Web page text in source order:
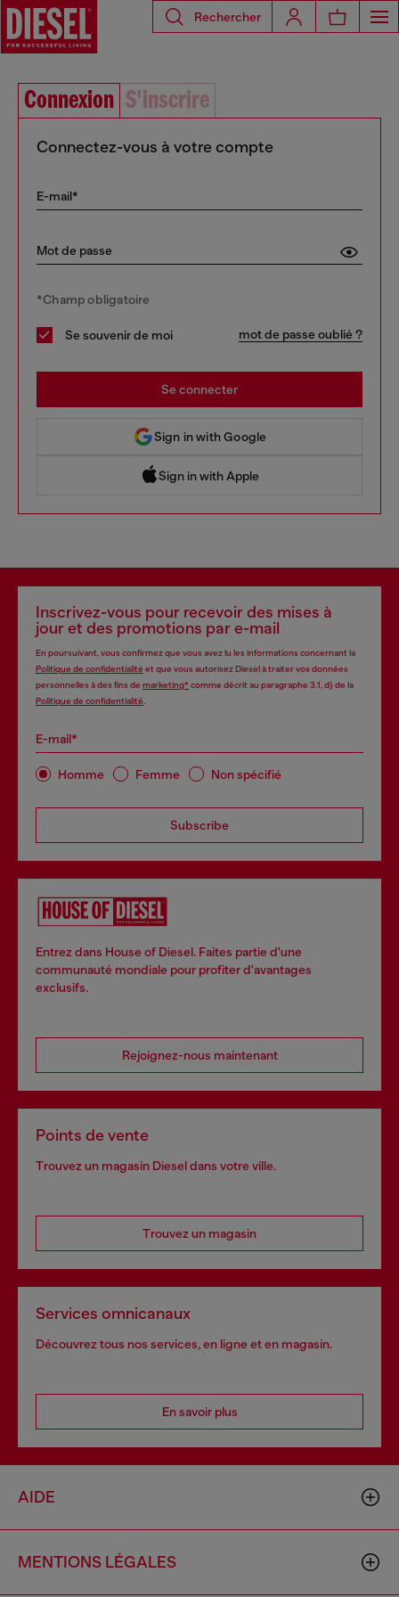
Rechercher
Connexion S'inscrire
Connectez-vous à votre compte
E-mail*
Mot de passe
*Champ obligatoire
Se souvenir de moi mot de passe oublié ?
Se connecter
Sign in with Google
Sign in with Apple
Inscrivez-vous pour recevoir des mises à
jour et des promotions par e-mail
En poursuivant, vous confirmez que vous avez lu les informations concernant la
Politique de confidentialité et que vous autorisez Diesel à traiter vos données
personnelles à des fins de marketing*comme décrit au paragraphe 3.1, d) de la
Politique de confidentialité
E-mail*
Homme Femme Non spécifié
Subscribe
Entrez dans House of Diesel. Faites partie d'une
communauté mondiale pour profiter d'avantages
exclusifs.
Rejoignez-nous maintenant
Points de vente
Trouvez un magasin Diesel dans votre ville.
Trouvez un magasin
Services omnicanaux
Découvrez tous nos services, en ligne et en magasin.
En savoir plus
AIDE
MENTIONS LÉGALES